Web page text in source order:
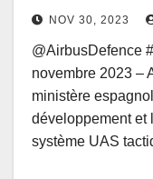
NOV 30, 2023
@AirbusDefence
novembre 2023 –
ministère
développement et
système UAS